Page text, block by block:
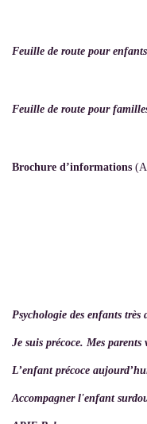
Feuille de route pour
Feuille de route pour
Brochure d’informations
Psychologie des enfants très
Je suis précoce. Mes parents
L’enfant précoce
Accompagner l'enfant